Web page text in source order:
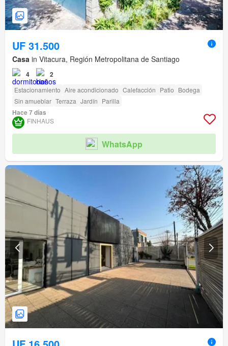
UF 31.500
Casa in Vitacura, Región Metropolitana de Santiago
4 2
Estacionamiento Aire acondicionado Calefacción Patio Bodega
Sin amueblar Terraza Jardín Parilla
Hace 7 días
FINHAUS
WhatsApp